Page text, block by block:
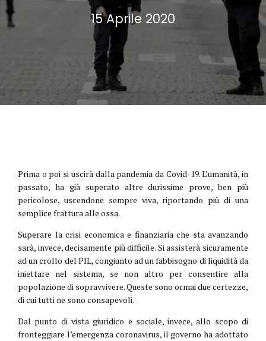
15 Aprile 2020
Prima o poi si uscirà dalla pandemia da Covid-19. L’umanità, in
passato, ha già superato altre durissime prove, ben più
pericolose, uscendone sempre viva, riportando più di una
semplice frattura alle ossa.
Superare la crisi economica e finanziaria che sta avanzando
sarà, invece, decisamente più difficile. Si assisterà sicuramente
ad un crollo del PIL, congiunto ad un fabbisogno di liquidità da
iniettare nel sistema, se non altro per consentire alla
popolazione di sopravvivere. Queste sono ormai due certezze,
di cui tutti ne sono consapevoli.
Dal punto di vista giuridico e sociale, invece, allo scopo di
fronteggiare l’emergenza coronavirus, il governo ha adottato